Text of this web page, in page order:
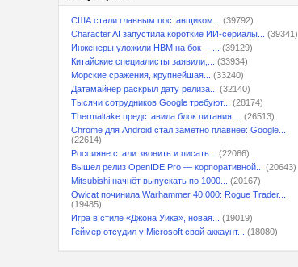
США стали главным поставщиком...
(39792)
Character.AI запустила короткие ИИ-сериалы...
(39341)
Инженеры уложили HBM на бок —...
(39129)
Китайские специалисты заявили,...
(33934)
Морские сражения, крупнейшая...
(33240)
Датамайнер раскрыл дату релиза...
(32140)
Тысячи сотрудников Google требуют...
(28174)
Thermaltake представила блок питания,...
(26513)
Chrome для Android стал заметно плавнее: Google...
(22614)
Россияне стали звонить и писать...
(22066)
Вышел релиз OpenIDE Pro — корпоративной...
(20643)
Mitsubishi начнёт выпускать по 1000...
(20167)
Owlcat починила Warhammer 40,000: Rogue Trader...
(19485)
Игра в стиле «Джона Уика», новая...
(19019)
Геймер отсудил у Microsoft свой аккаунт...
(18080)